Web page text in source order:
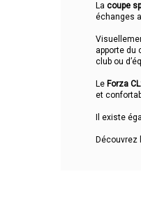
La coupe
échanges
apporte du
club ou
Le Forza
et
Il existe